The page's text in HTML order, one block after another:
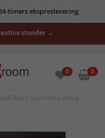
timers ekspreslevering
stunder →
0 0
Dotz > Diamond painting